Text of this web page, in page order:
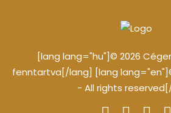
[lang lang="hu"]© 2026
fenntartva[/lang] [lang
- All rights